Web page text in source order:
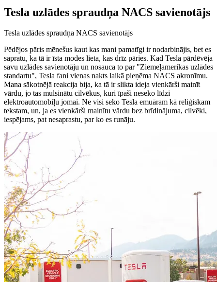
Tesla uzlādes spraudņa NACS savienotājs
Tesla uzlādes spraudņa NACS savienotājs
Pēdējos pāris mēnešus kaut kas mani pamatīgi ir nodarbinājis, bet es
sapratu, ka tā ir īsta modes lieta, kas drīz pāries. Kad Tesla pārdēvēja
savu uzlādes savienotāju un nosauca to par "Ziemeļamerikas uzlādes
standartu", Tesla fani vienas nakts laikā pieņēma NACS akronīmu.
Mana sākotnējā reakcija bija, ka tā ir slikta ideja vienkārši mainīt
vārdu, jo tas mulsinātu cilvēkus, kuri īpaši neseko līdzi
elektroautomobiļu jomai. Ne visi seko Tesla emuāram kā reliģiskam
tekstam, un, ja es vienkārši mainītu vārdu bez brīdinājuma, cilvēki,
iespējams, pat nesaprastu, par ko es runāju.